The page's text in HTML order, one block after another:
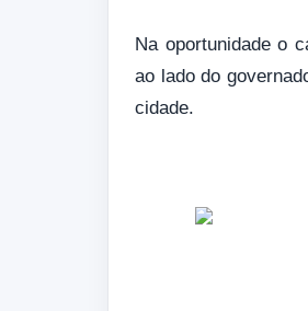
Na oportunidade o
ao lado do
cidade.